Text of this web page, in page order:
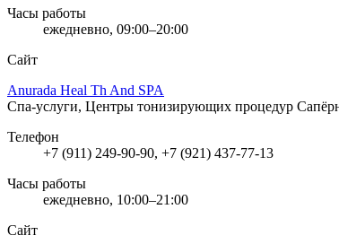
Часы работы
ежедневно, 09:00–20:00
Сайт
Anurada Heal Th And SPA
Спа-услуги, Центры тонизирующих процедур
Телефон
+7 (911) 249-90-90, +7 (921) 437-77-13
Часы работы
ежедневно, 10:00–21:00
Сайт